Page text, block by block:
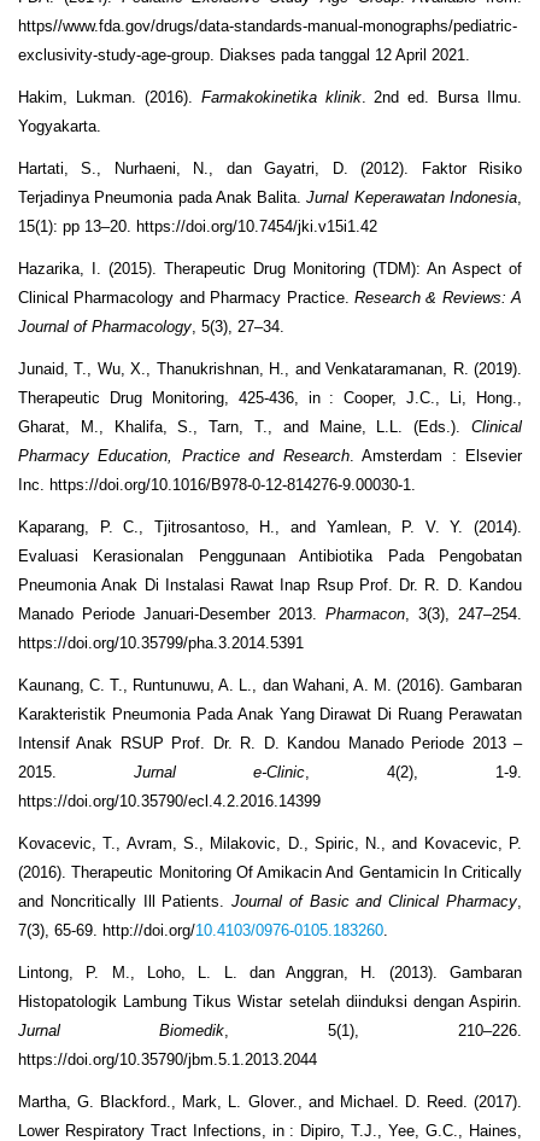
https//www.fda.gov/drugs/data-standards-manual-monographs/pediatric-
exclusivity-study-age-group. Diakses pada tanggal 12 April 2021.
Hakim, Lukman. (2016). Farmakokinetika klinik. 2nd ed. Bursa Ilmu.
Yogyakarta.
Hartati, S., Nurhaeni, N., dan Gayatri, D. (2012). Faktor Risiko
Terjadinya Pneumonia pada Anak Balita.Jurnal Keperawatan Indonesia
15(1): pp 13–20. https://doi.org/10.7454/jki.v15i1.42
Hazarika, I. (2015). Therapeutic Drug Monitoring (TDM): An Aspect of
Clinical Pharmacology and Pharmacy Practice. Research & Reviews: A
Journal of Pharmacology , 5(3), 27–34.
Junaid, T., Wu, X., Thanukrishnan, H., and Venkataramanan, R. (2019).
Therapeutic Drug Monitoring, 425-436, in : Cooper, J.C., Li, Hong.,
Gharat, M., Khalifa, S., Tarn, T., and Maine, L.L. (Eds.). Clinical
Pharmacy Education, Practice and Research. Amsterdam : Elsevier
Inc. https://doi.org/10.1016/B978-0-12-814276-9.00030-1.
Kaparang, P. C., Tjitrosantoso, H., and Yamlean, P. V. Y. (2014).
Evaluasi Kerasionalan Penggunaan Antibiotika Pada Pengobatan
Pneumonia Anak Di Instalasi Rawat Inap Rsup Prof. Dr. R. D. Kandou
Manado Periode Januari-Desember 2013. Pharmacon , 3(3), 247–254.
https://doi.org/10.35799/pha.3.2014.5391
Kaunang, C. T., Runtunuwu, A. L., dan Wahani, A. M. (2016). Gambaran
Karakteristik Pneumonia Pada Anak Yang Dirawat Di Ruang Perawatan
Intensif Anak RSUP Prof. Dr. R. D. Kandou Manado Periode 2013 –
2015. Jurnal e-Clinic , 4(2), 1-9.
https://doi.org/10.35790/ecl.4.2.2016.14399
Kovacevic, T., Avram, S., Milakovic, D., Spiric, N., and Kovacevic, P.
(2016). Therapeutic Monitoring Of Amikacin And Gentamicin In Critically
and Noncritically Ill Patients.Journal of Basic and Clinical Pharmacy
7(3), 65-69. http://doi.org/10.4103/0976-0105.183260
Lintong, P. M., Loho, L. L. dan Anggran, H. (2013). Gambaran
Histopatologik Lambung Tikus Wistar setelah diinduksi dengan Aspirin.
Jurnal Biomedik , 5(1), 210–226.
https://doi.org/10.35790/jbm.5.1.2013.2044
Martha, G. Blackford., Mark, L. Glover., and Michael. D. Reed. (2017).
Lower Respiratory Tract Infections, in : Dipiro, T.J., Yee, G.C., Haines,